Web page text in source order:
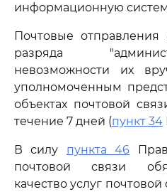
информационную
Почтовые отправления
разряда
невозможности их
уполномоченным
объектах почтовой
течение 7 дней (пункт 34
В силу пункта 46
почтовой связи
качество услуг